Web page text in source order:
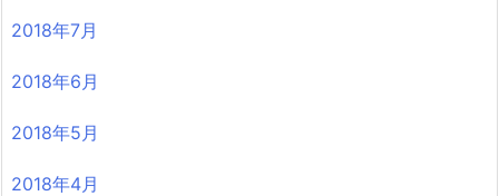
2018年7月
2018年6月
2018年5月
2018年4月